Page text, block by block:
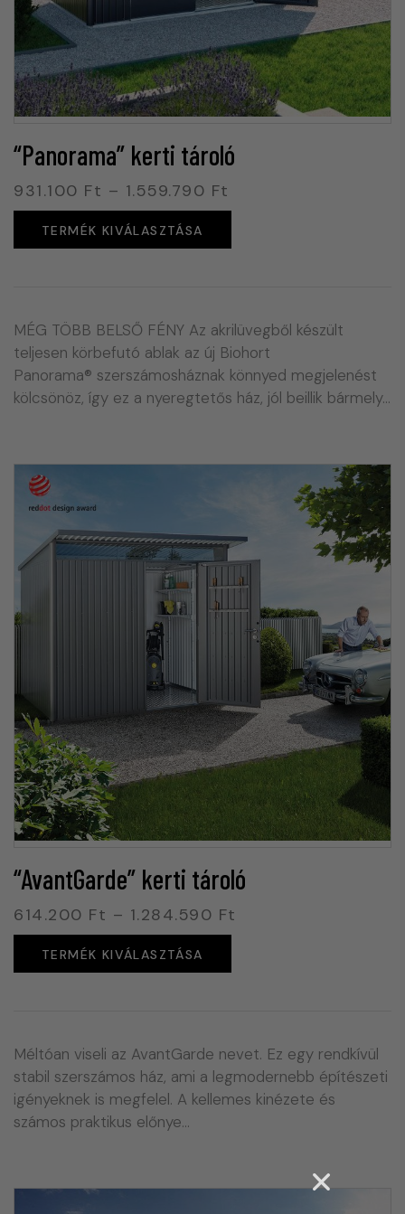
“Panorama” kerti tároló
931.100 Ft – 1.559.790 Ft
TERMÉK KIVÁLASZTÁSA
MÉG TÖBB BELSŐ FÉNY Az akrilüvegből készült
teljesen körbefutó ablak az új Biohort
Panorama® szerszámosháznak könnyed megjelenést
kölcsönöz, így ez a nyeregtetős ház, jól beillik bármely…
“AvantGarde” kerti tároló
614.200 Ft – 1.284.590 Ft
TERMÉK KIVÁLASZTÁSA
Méltóan viseli az AvantGarde nevet. Ez egy rendkívül
stabil szerszámos ház, ami a legmodernebb építészeti
igényeknek is megfelel. A kellemes kinézete és
számos praktikus előnye…